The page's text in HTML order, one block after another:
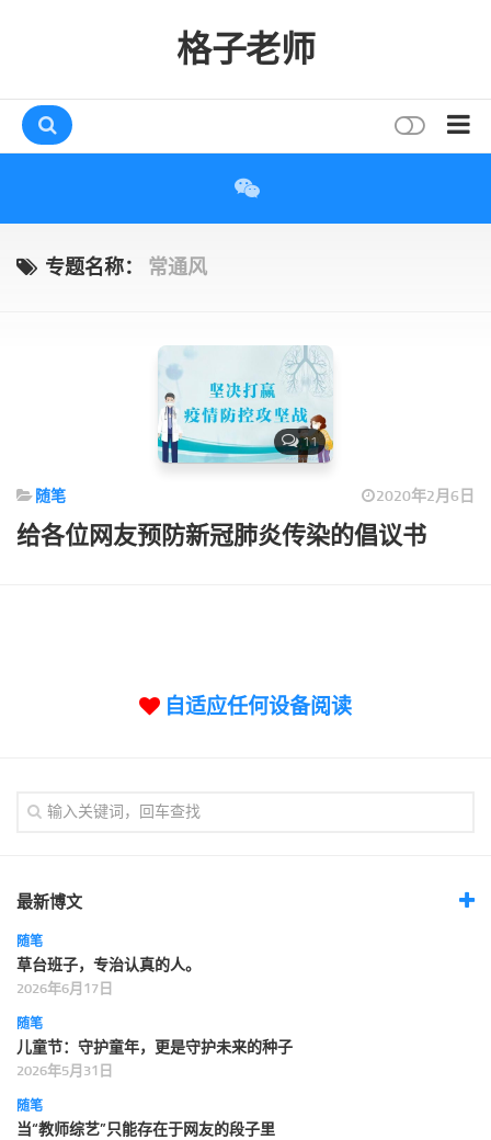
格子老师
互动
标签
论坛
专题名称： 常通风
11
随笔 2020年2月6日
给各位网友预防新冠肺炎传染的倡议书
自适应任何设备阅读
最新博文
随笔
草台班子，专治认真的人。
2026年6月17日
随笔
儿童节：守护童年，更是守护未来的种子
2026年5月31日
随笔
当“教师综艺”只能存在于网友的段子里